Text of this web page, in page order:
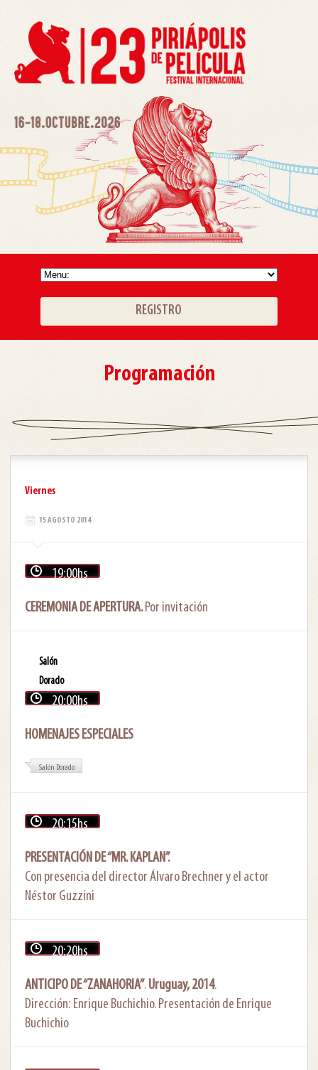
REGISTRO
Programación
Viernes
15 AGOSTO 2014
19:00hs
CEREMONIA DE APERTURA.Por invitación
Salón
Dorado
20:00hs
HOMENAJES ESPECIALES
Salón Dorado
20:15hs
PRESENTACIÓN DE “MR. KAPLAN”.
Con presencia del director Álvaro Brechner y el actor
Néstor Guzzini
20:20hs
ANTICIPO DE “ZANAHORIA”.Uruguay, 2014.
Dirección: Enrique Buchichio. Presentación de Enrique
Buchichio